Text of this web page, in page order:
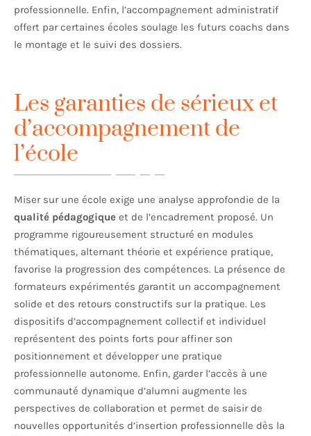
professionnelle. Enfin, l’accompagnement administratif
offert par certaines écoles soulage les futurs coachs dans
le montage et le suivi des dossiers.
Les garanties de sérieux et
d’accompagnement de
l’école
Miser sur une école exige une analyse approfondie de la
qualité pédagogique et de l’encadrement proposé. Un
programme rigoureusement structuré en modules
thématiques, alternant théorie et expérience pratique,
favorise la progression des compétences. La présence de
formateurs expérimentés garantit un accompagnement
solide et des retours constructifs sur la pratique. Les
dispositifs d’accompagnement collectif et individuel
représentent des points forts pour affiner son
positionnement et développer une pratique
professionnelle autonome. Enfin, garder l’accès à une
communauté dynamique d’alumni augmente les
perspectives de collaboration et permet de saisir de
nouvelles opportunités d’insertion professionnelle dès la